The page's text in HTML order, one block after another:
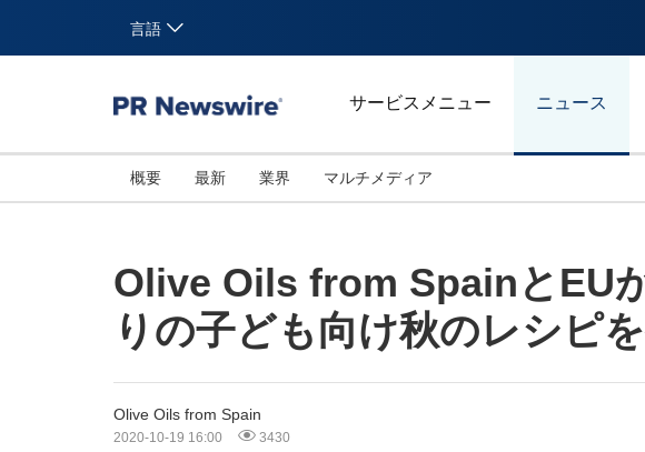
言語
サービスメニュー ニュース
概要 最新 業界 マルチメディア
Olive Oils from SpainとEU
りの子ども向け秋のレシピ
Olive Oils from Spain
2020-10-19 16:00 3430